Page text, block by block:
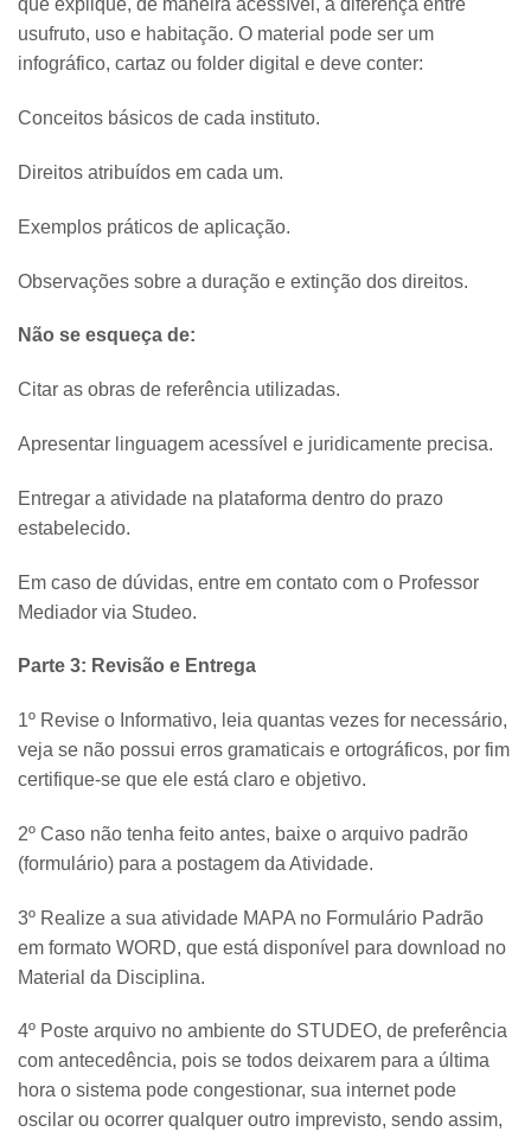
que explique, de maneira acessível, a diferença entre
usufruto, uso e habitação. O material pode ser um
infográfico, cartaz ou folder digital e deve conter:
Conceitos básicos de cada instituto.
Direitos atribuídos em cada um.
Exemplos práticos de aplicação.
Observações sobre a duração e extinção dos direitos.
Não se esqueça de:
Citar as obras de referência utilizadas.
Apresentar linguagem acessível e juridicamente precisa.
Entregar a atividade na plataforma dentro do prazo
estabelecido.
Em caso de dúvidas, entre em contato com o Professor
Mediador via Studeo.
Parte 3: Revisão e Entrega
1º Revise o Informativo, leia quantas vezes for necessário,
veja se não possui erros gramaticais e ortográficos, por fim
certifique-se que ele está claro e objetivo.
2º Caso não tenha feito antes, baixe o arquivo padrão
(formulário) para a postagem da Atividade.
3º Realize a sua atividade MAPA no Formulário Padrão
em formato WORD, que está disponível para download no
Material da Disciplina.
4º Poste arquivo no ambiente do STUDEO, de preferência
com antecedência, pois se todos deixarem para a última
hora o sistema pode congestionar, sua internet pode
oscilar ou ocorrer qualquer outro imprevisto, sendo assim,